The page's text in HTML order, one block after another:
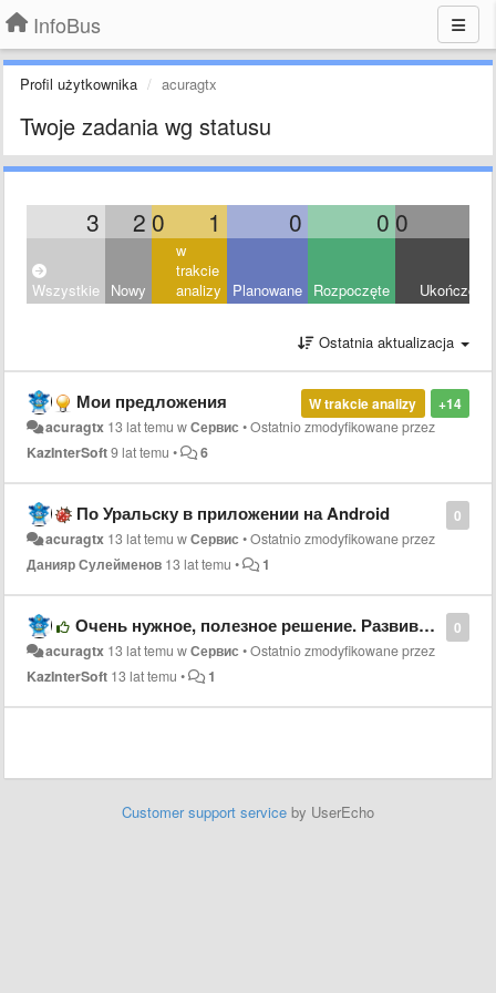
InfoBus
Profil użytkownika acuragtx
Twoje zadania wg statusu
3 2 0 1 0 0 0
Wszystkie Nowy
w
trakcie
analizy
Planowane Rozpoczęte Ukończony
Ostatnia aktualizacja
+14
W trakcie analizy
Мои предложения
acuragtx 13 lat temu wСервис •Ostatnio zmodyfikowane przez
KazInterSoft9 lat temu • 6
0
По Уральску в приложении на Android
acuragtx 13 lat temu wСервис •Ostatnio zmodyfikowane przez
Данияр Сулейменов 13 lat temu • 1
0
Очень нужное, полезное решение. Развивайтесь!
acuragtx 13 lat temu wСервис •Ostatnio zmodyfikowane przez
KazInterSoft 13 lat temu • 1
Customer support service by UserEcho